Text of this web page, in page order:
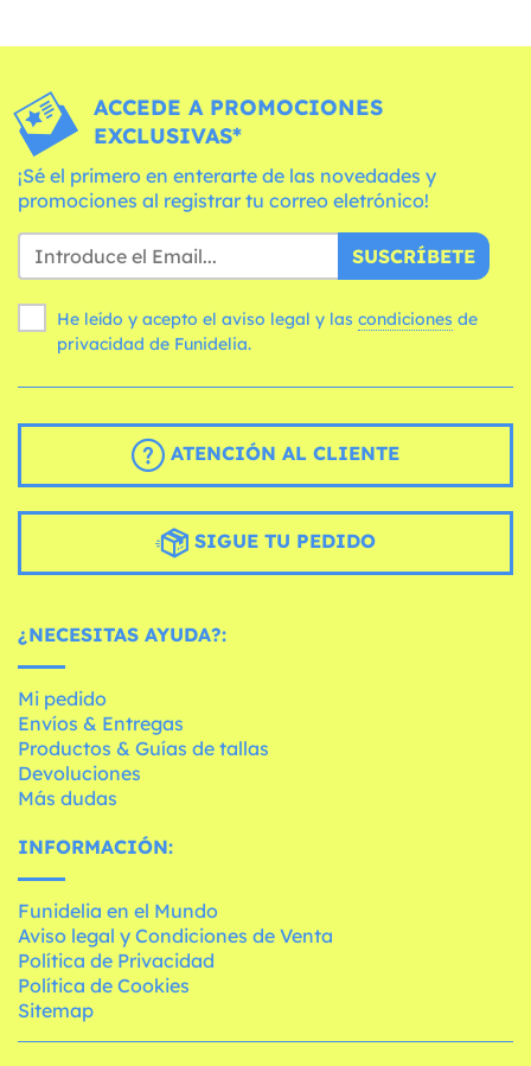
ACCEDE A PROMOCIONES
EXCLUSIVAS*
¡Sé el primero en enterarte de las novedades y
promociones al registrar tu correo eletrónico!
SUSCRÍBETE
He leído y acepto el aviso legal y las condiciones
privacidad de Funidelia.
ATENCIÓN AL CLIENTE
SIGUE TU PEDIDO
¿NECESITAS AYUDA?:
Mi pedido
Envíos & Entregas
Productos & Guías de tallas
Devoluciones
Más dudas
INFORMACIÓN:
Funidelia en el Mundo
Aviso legal y Condiciones de Venta
Política de Privacidad
Política de Cookies
Sitemap